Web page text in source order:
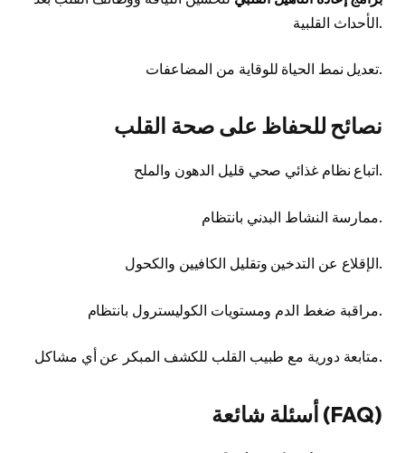
الأحداث القلبية.
تعديل نمط الحياة للوقاية من المضاعفات.
نصائح للحفاظ على صحة القلب
اتباع نظام غذائي صحي قليل الدهون والملح.
ممارسة النشاط البدني بانتظام.
الإقلاع عن التدخين وتقليل الكافيين والكحول.
مراقبة ضغط الدم ومستويات الكوليسترول بانتظام.
متابعة دورية مع طبيب القلب للكشف المبكر عن أي مشاكل.
أسئلة شائعة (FAQ)